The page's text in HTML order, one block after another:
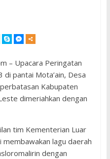
– Upacara Peringatan
pantai Mota’ain, Desa
Kabupaten
dimeriahkan dengan
tim Kementerian Luar
membawakan lagu daerah
dengan